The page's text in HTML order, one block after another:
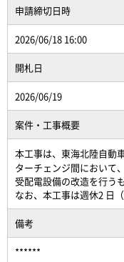
申請締切日時
2026/06/18 16:00
開札日
2026/06/19
案件・工事概要
本工事は、東海北陸自動
ターチェンジ間において、
受配電設備の改造を行う
なお、本工事は週休2 日
備考
******